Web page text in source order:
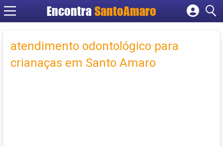
Encontra SantoAmaro
Cadastrar empresa
Criar conta
atendimento odontológico para
crianaças em Santo Amaro